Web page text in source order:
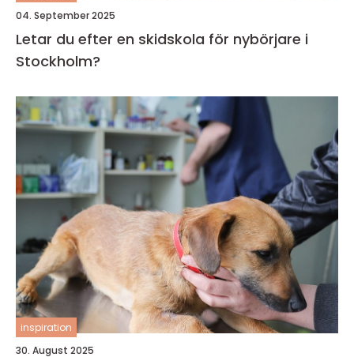
04. September 2025
Letar du efter en skidskola för nybörjare i
Stockholm?
inspiration
30. August 2025